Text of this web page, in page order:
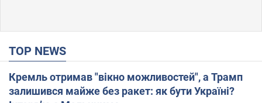
TOP NEWS
Кремль отримав "вікно можливостей", а Трамп
залишився майже без ракет: як бути Україні?